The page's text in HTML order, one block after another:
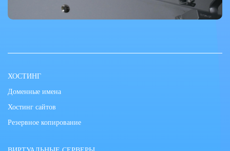
ХОСТИНГ
Доменные имена
Хостинг сайтов
Резервное копирование